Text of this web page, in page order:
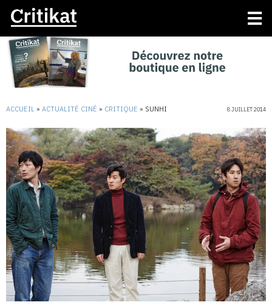
ACCUEIL » ACTUALITÉ CINÉ » CRITIQUE » SUNHI 8 JUILLET 2014